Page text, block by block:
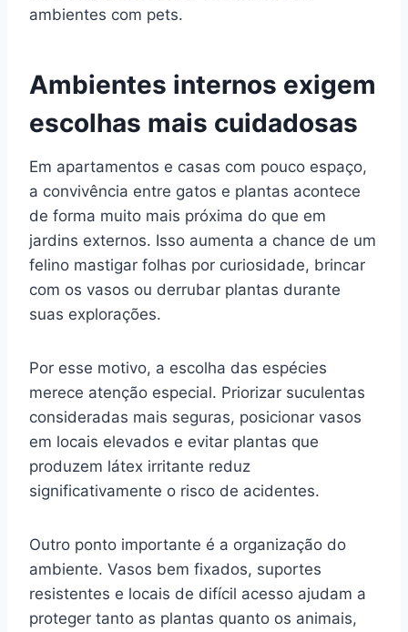
ambientes com pets.
Ambientes internos exigem
escolhas mais cuidadosas
Em apartamentos e casas com pouco espaço,
a convivência entre gatos e plantas acontece
de forma muito mais próxima do que em
jardins externos. Isso aumenta a chance de um
felino mastigar folhas por curiosidade, brincar
com os vasos ou derrubar plantas durante
suas explorações.
Por esse motivo, a escolha das espécies
merece atenção especial. Priorizar suculentas
consideradas mais seguras, posicionar vasos
em locais elevados e evitar plantas que
produzem látex irritante reduz
significativamente o risco de acidentes.
Outro ponto importante é a organização do
ambiente. Vasos bem fixados, suportes
resistentes e locais de difícil acesso ajudam a
proteger tanto as plantas quanto os animais,